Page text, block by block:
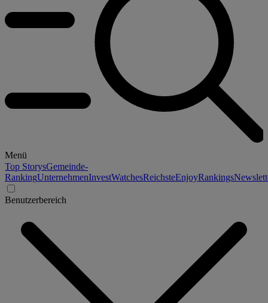
Menü
Top StorysGemeinde-
RankingUnternehmenInvestWatchesReichsteEnjoyRankings
Benutzerbereich